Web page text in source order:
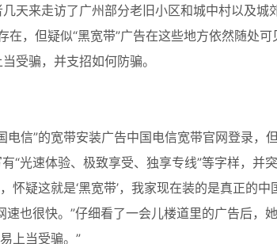
天来走访了广州部分老旧小区和城中村以及城
，但疑似“黑宽带”广告在这些地方依然随处可
受骗，并支招如何防骗。
信”的宽带安装广告中国电信宽带官网登录，
“光速体验、极致享受、独享专线”等字样，并
怀疑这就是‘黑宽带’，我家现在装的是真正的中
也很快。”仔细看了一会儿楼道里的广告后，
上当受骗。”